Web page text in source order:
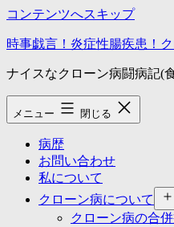
コンテンツへスキップ
時事戯言！炎症性腸疾患！
ナイスなクローン病闘病記(
メニュー 閉じる
病歴
お問い合わせ
私について
クローン病について
クローン病の合